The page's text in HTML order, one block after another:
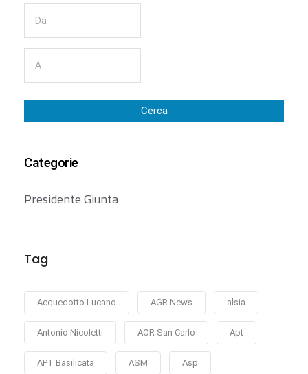
Cerca
Categorie
Presidente Giunta
Tag
Acquedotto Lucano AGR News alsia
Antonio Nicoletti AOR San Carlo Apt
APT Basilicata ASM Asp